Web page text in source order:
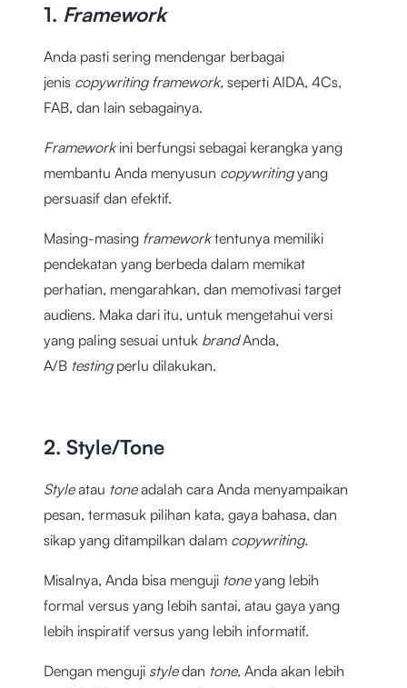
1. Framework
Anda pasti sering mendengar berbagai
jenis copywriting framework, seperti AIDA, 4Cs,
FAB, dan lain sebagainya.
Frameworkini berfungsi sebagai kerangka yang
membantu Anda menyusun copywritingyang
persuasif dan efektif.
Masing-masing frameworktentunya memiliki
pendekatan yang berbeda dalam memikat
perhatian, mengarahkan, dan memotivasi target
audiens. Maka dari itu, untuk mengetahui versi
yang paling sesuai untuk brandAnda,
A/B testing perlu dilakukan.
2. Style/Tone
Styleatau toneadalah cara Anda menyampaikan
pesan, termasuk pilihan kata, gaya bahasa, dan
sikap yang ditampilkan dalam copywriting.
Misalnya, Anda bisa menguji toneyang lebih
formal versus yang lebih santai, atau gaya yang
lebih inspiratif versus yang lebih informatif.
Dengan menguji styledan tone, Anda akan lebih